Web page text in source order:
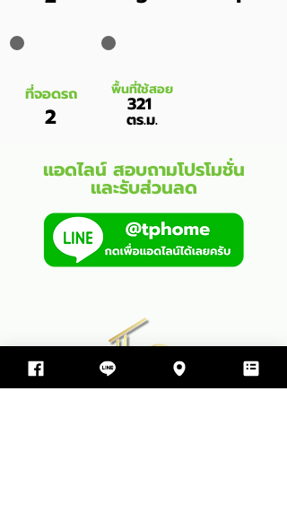
ที่จอดรถ
2
พื้นที่ใช้สอย
321
ตร.ม.
แอดไลน์ สอบถามโปรโมชั่น
และรับส่วนลด